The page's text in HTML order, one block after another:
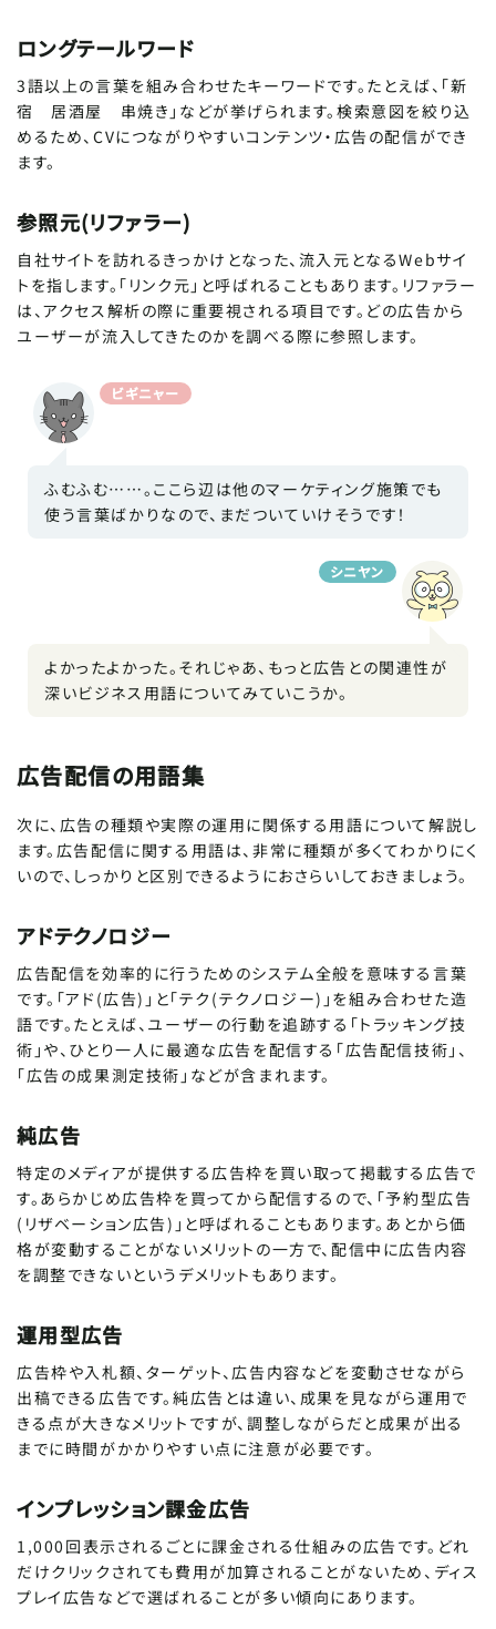
ロングテールワード
3語以上の言葉を組み合わせたキーワードです。たとえば、「新
宿 居酒屋 串焼き」などが挙げられます。検索意図を絞り込
めるため、CVにつながりやすいコンテンツ・広告の配信ができ
ます。
参照元(リファラー)
自社サイトを訪れるきっかけとなった、流入元となるWebサイ
トを指します。「リンク元」と呼ばれることもあります。リファラー
は、アクセス解析の際に重要視される項目です。どの広告から
ユーザーが流入してきたのかを調べる際に参照します。
ビギニャー
ふむふむ……。ここら辺は他のマーケティング施策でも
使う言葉ばかりなので、まだついていけそうです！
シニヤン
よかったよかった。それじゃあ、もっと広告との関連性が
深いビジネス用語についてみていこうか。
広告配信の用語集
次に、広告の種類や実際の運用に関係する用語について解説し
ます。広告配信に関する用語は、非常に種類が多くてわかりにく
いので、しっかりと区別できるようにおさらいしておきましょう。
アドテクノロジー
広告配信を効率的に行うためのシステム全般を意味する言葉
です。「アド(広告)」と「テク(テクノロジー)」を組み合わせた造
語です。たとえば、ユーザーの行動を追跡する「トラッキング技
術」や、ひとり一人に最適な広告を配信する「広告配信技術」、
「広告の成果測定技術」などが含まれます。
純広告
特定のメディアが提供する広告枠を買い取って掲載する広告で
す。あらかじめ広告枠を買ってから配信するので、「予約型広告
(リザベーション広告)」と呼ばれることもあります。あとから価
格が変動することがないメリットの一方で、配信中に広告内容
を調整できないというデメリットもあります。
運用型広告
広告枠や入札額、ターゲット、広告内容などを変動させながら
出稿できる広告です。純広告とは違い、成果を見ながら運用で
きる点が大きなメリットですが、調整しながらだと成果が出る
までに時間がかかりやすい点に注意が必要です。
インプレッション課金広告
1,000回表示されるごとに課金される仕組みの広告です。どれ
だけクリックされても費用が加算されることがないため、ディス
プレイ広告などで選ばれることが多い傾向にあります。